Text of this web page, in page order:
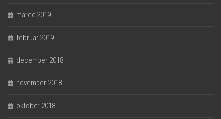
marec 2019
februar 2019
december 2018
november 2018
oktober 2018